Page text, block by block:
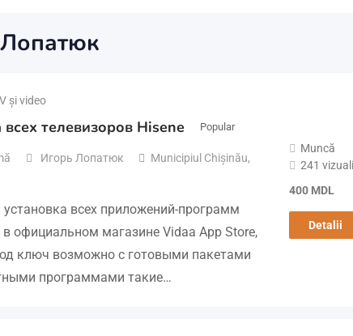
și video
телевизоров Hisene Popular
Игорь Лопатюк Municipiul Chișinău,
установка всех приложений-программ
в официальном магазине Vidaa App Store,
ключ возможно с готовыми пакетами
программами такие…
Muncă
241
400 MDL
Detalii